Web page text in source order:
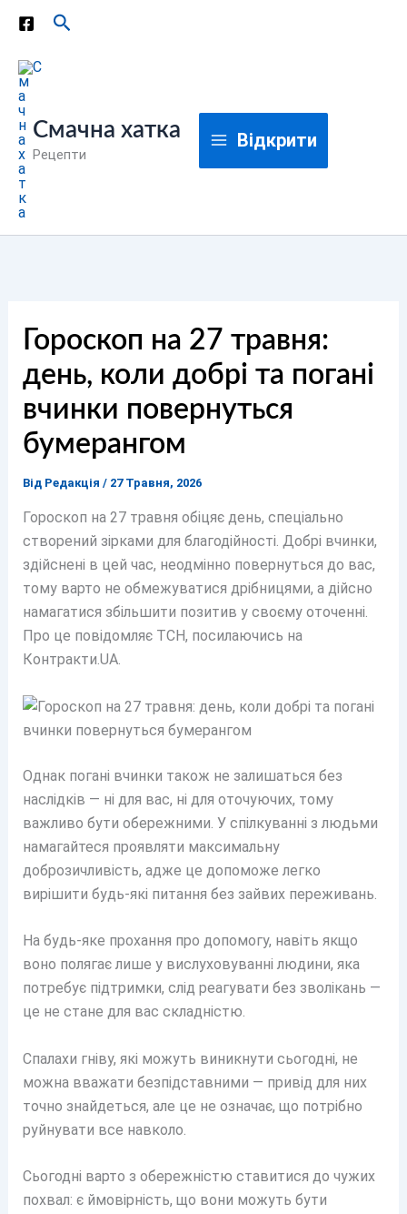
Перейти
вмісту
Пошук
Смачна хатка
Рецепти
Відкрити
Гороскоп на 27 травня:
день, коли добрі та погані
вчинки повернуться
бумерангом
Від Редакція / 27 Травня, 2026
Гороскоп на 27 травня обіцяє день, спеціально
створений зірками для благодійності. Добрі вчинки,
здійснені в цей час, неодмінно повернуться до вас,
тому варто не обмежуватися дрібницями, а дійсно
намагатися збільшити позитив у своєму оточенні.
Про це повідомляє ТСН, посилаючись на
Контракти.UA.
Однак погані вчинки також не залишаться без
наслідків — ні для вас, ні для оточуючих, тому
важливо бути обережними. У спілкуванні з людьми
намагайтеся проявляти максимальну
доброзичливість, адже це допоможе легко
вирішити будь-які питання без зайвих переживань.
На будь-яке прохання про допомогу, навіть якщо
воно полягає лише у вислуховуванні людини, яка
потребує підтримки, слід реагувати без зволікань —
це не стане для вас складністю.
Спалахи гніву, які можуть виникнути сьогодні, не
можна вважати безпідставними — привід для них
точно знайдеться, але це не означає, що потрібно
руйнувати все навколо.
Сьогодні варто з обережністю ставитися до чужих
похвал: є ймовірність, що вони можуть бути